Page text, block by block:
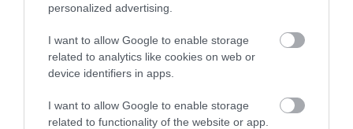
personalized advertising.
I want to allow Google to enable storage
related to analytics like cookies on web or
device identifiers in apps.
I want to allow Google to enable storage
related to functionality of the website or app.
drón permetezés növényvédelem